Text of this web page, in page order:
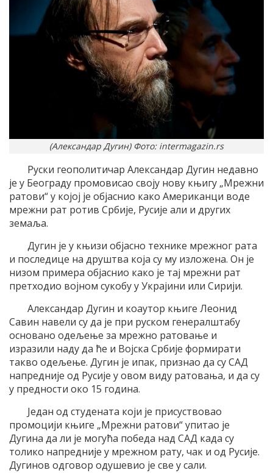
(Александар Дугин) Фото: intermagazin.rs
Руски геополитичар Александар Дугин недавно
је у Београду промовисао своју нову књигу „Мрежни
ратови“ у којој је објаснио како Американци воде
мрежни рат ротив Србије, Русије али и других
земаља.
Дугин је у књизи објасно технике мрежног рата
и последице на друштва која су му изложена. Он је
низом примера објаснио како је тај мрежни рат
претходио војном сукобу у Украјини или Сирији.
Александар Дугин и коаутoр књиге Леонид
Савин навели су да је при руском генералштабу
основано одељење за мрежно ратовање и
изразили наду да ће и Војска Србије формирати
такво одељење. Дугин је ипак, признао да су САД
напредније од Русије у овом виду ратовања, и да су
у предности око 15 година.
Један од студената који је присуствовао
промоцији књиге „Мрежни ратови“ упитао је
Дугина да ли је могућа победа над САД када су
толико напредније у мрежном рату, чак и од Русије.
Дугинов одговор одушевио је све у сали.